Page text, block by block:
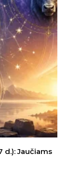
d.): Jaučiams